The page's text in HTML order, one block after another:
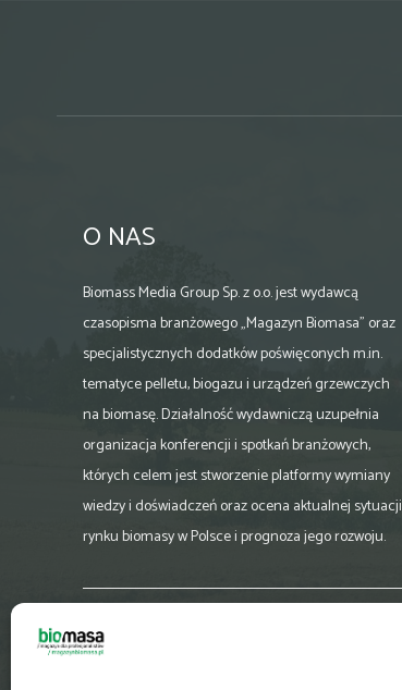
O NAS
Biomass Media Group Sp. z o.o. jest wydawcą
czasopisma branżowego „Magazyn Biomasa” oraz
specjalistycznych dodatków poświęconych m.in.
tematyce pelletu, biogazu i urządzeń grzewczych
na biomasę. Działalność wydawniczą uzupełnia
organizacja konferencji i spotkań branżowych,
których celem jest stworzenie platformy wymiany
wiedzy i doświadczeń oraz ocena aktualnej sytuacji
rynku biomasy w Polsce i prognoza jego rozwoju.
biuro@magazynbiomasa.pl